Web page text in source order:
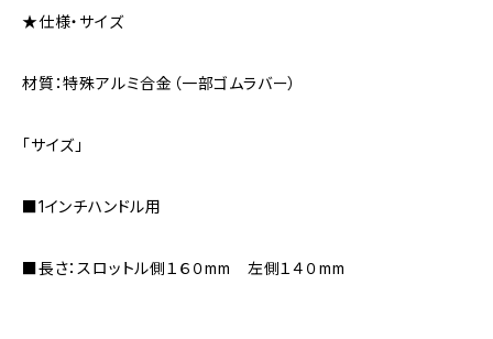
★仕様・サイズ
材質：特殊アルミ合金（一部ゴムラバー）
「サイズ」
■1インチハンドル用
■長さ：スロットル側１６０mm 左側１４０mm